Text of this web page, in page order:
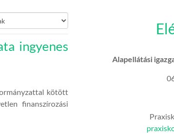
ingyenes
kötött
finanszírozási
Alapellátási